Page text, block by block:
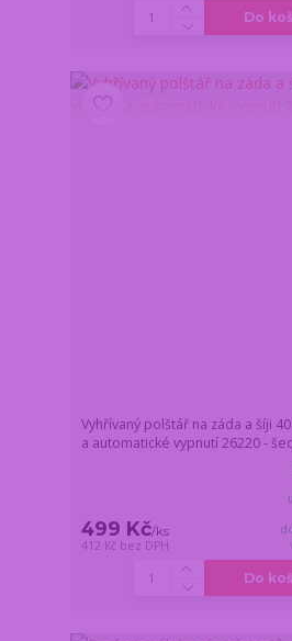
Do
Vyhřívaný polštář na záda a šíji
a automatické vypnutí 26220 -
499 Kč/ks
412 Kč bez DPH
Do